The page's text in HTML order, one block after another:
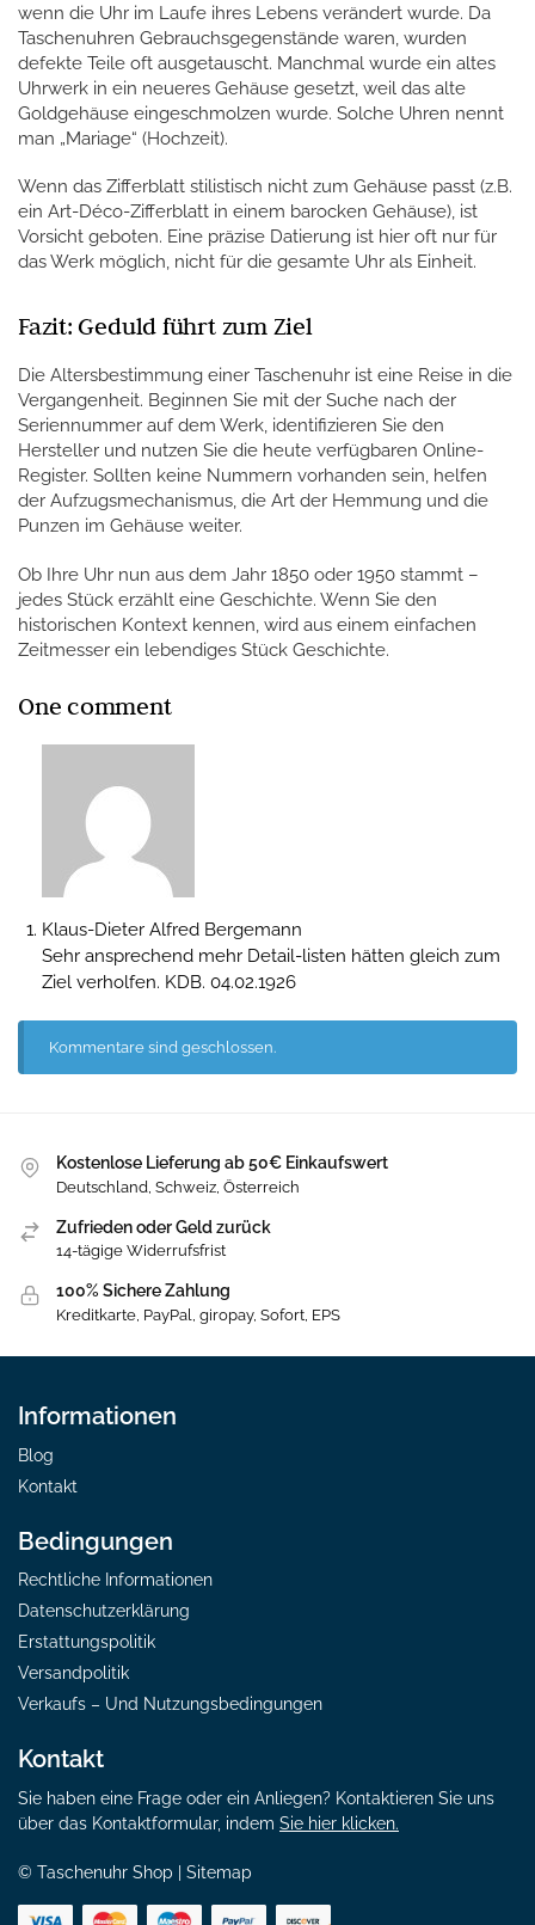
wenn die Uhr im Laufe ihres Lebens verändert wurde. Da
Taschenuhren Gebrauchsgegenstände waren, wurden
defekte Teile oft ausgetauscht. Manchmal wurde ein altes
Uhrwerk in ein neueres Gehäuse gesetzt, weil das alte
Goldgehäuse eingeschmolzen wurde. Solche Uhren nennt
man „Mariage“ (Hochzeit).
Wenn das Zifferblatt stilistisch nicht zum Gehäuse passt (z.B.
ein Art-Déco-Zifferblatt in einem barocken Gehäuse), ist
Vorsicht geboten. Eine präzise Datierung ist hier oft nur für
das Werk möglich, nicht für die gesamte Uhr als Einheit.
Fazit: Geduld führt zum Ziel
Die Altersbestimmung einer Taschenuhr ist eine Reise in die
Vergangenheit. Beginnen Sie mit der Suche nach der
Seriennummer auf dem Werk, identifizieren Sie den
Hersteller und nutzen Sie die heute verfügbaren Online-
Register. Sollten keine Nummern vorhanden sein, helfen
der Aufzugsmechanismus, die Art der Hemmung und die
Punzen im Gehäuse weiter.
Ob Ihre Uhr nun aus dem Jahr 1850 oder 1950 stammt –
jedes Stück erzählt eine Geschichte. Wenn Sie den
historischen Kontext kennen, wird aus einem einfachen
Zeitmesser ein lebendiges Stück Geschichte.
One comment
Klaus-Dieter Alfred Bergemann
Sehr ansprechend mehr Detail-listen hätten gleich zum
Ziel verholfen. KDB. 04.02.1926
Kommentare sind geschlossen.
Kostenlose Lieferung ab 50€ Einkaufswert
Deutschland, Schweiz, Österreich
Zufrieden oder Geld zurück
14-tägige Widerrufsfrist
100% Sichere Zahlung
Kreditkarte, PayPal, giropay, Sofort, EPS
Informationen
Blog
Kontakt
Bedingungen
Rechtliche Informationen
Datenschutzerklärung
Erstattungspolitik
Versandpolitik
Verkaufs – Und Nutzungsbedingungen
Kontakt
Sie haben eine Frage oder ein Anliegen? Kontaktieren Sie uns
über das Kontaktformular, indem Sie hier klicken.
© Taschenuhr Shop | Sitemap